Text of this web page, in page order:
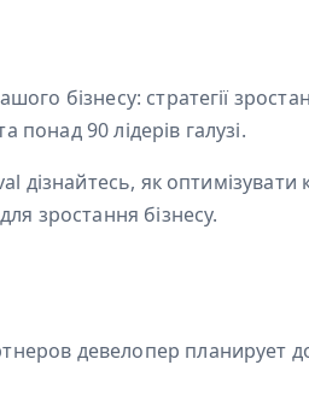
бізнесу: стратегії
понад 90 лідерів галузі.
дізнайтесь, як оптимізувати
зростання бізнесу.
девелопер планирует